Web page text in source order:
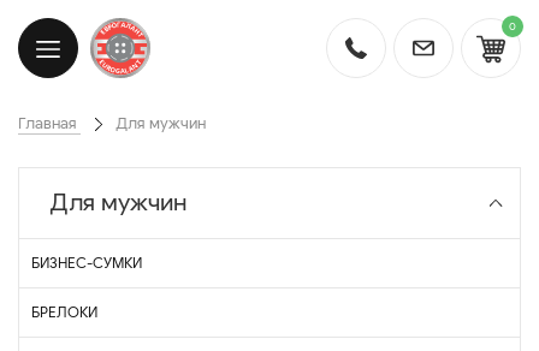
0
Главная Для мужчин
Для мужчин
БИЗНЕС-СУМКИ
БРЕЛОКИ